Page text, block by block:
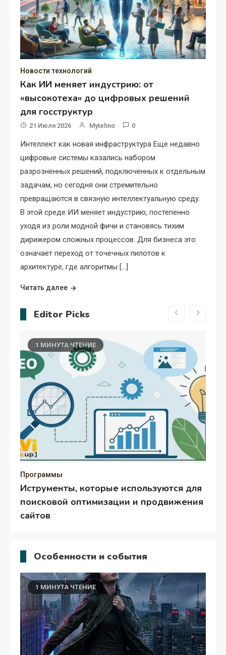
Новости технологий
Как ИИ меняет индустрию: от
«высокотеха» до цифровых решений
для госструктур
21 Июля 2026 Mytehno 0
Интеллект как новая инфраструктура Еще недавно
цифровые системы казались набором
разрозненных решений, подключенных к отдельным
задачам, но сегодня они стремительно
превращаются в связную интеллектуальную среду.
В этой среде ИИ меняет индустрию, постепенно
уходя из роли модной фичи и становясь тихим
дирижером сложных процессов. Для бизнеса это
означает переход от точечных пилотов к
архитектуре, где алгоритмы […]
Читать далее
Editor Picks
1 МИНУТА ЧТЕНИЕ
Программы
Иструменты, которые используются для
поисковой оптимизации и продвижения
сайтов
Особенности и события
1 МИНУТА ЧТЕНИЕ